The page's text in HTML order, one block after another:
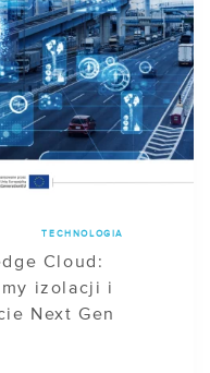
TECHNOLOGIA
Cloud:
izolacji i
Next Gen